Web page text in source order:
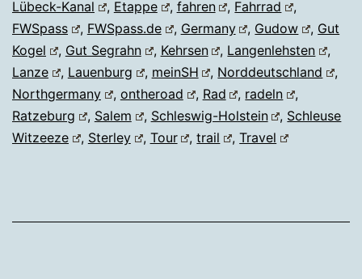
Lübeck-Kanal
, Etappe , fahren , Fahrrad
,
FWSpass
, FWSpass.de , Germany , Gudow , Gut
Kogel
, Gut Segrahn , Kehrsen , Langenlehsten
,
Lanze
, Lauenburg , meinSH , Norddeutschland
,
Northgermany
, ontheroad , Rad , radeln
,
Ratzeburg
, Salem , Schleswig-Holstein , Schleuse
Witzeeze
, Sterley , Tour ,trail ,Travel